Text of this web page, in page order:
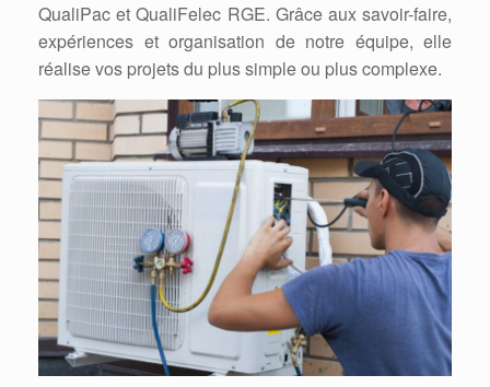
QualiPac et QualiFelec RGE. Grâce aux savoir-faire,
expériences et organisation de notre équipe, elle
réalise vos projets du plus simple ou plus complexe.